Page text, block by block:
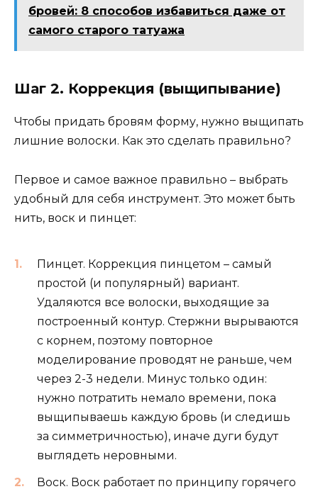
бровей: 8 способов избавиться даже от
самого старого татуажа
Шаг 2. Коррекция (выщипывание)
Чтобы придать бровям форму, нужно выщипать
лишние волоски. Как это сделать правильно?
Первое и самое важное правильно – выбрать
удобный для себя инструмент. Это может быть
нить, воск и пинцет:
Пинцет. Коррекция пинцетом – самый
простой (и популярный) вариант.
Удаляются все волоски, выходящие за
построенный контур. Стержни вырываются
с корнем, поэтому повторное
моделирование проводят не раньше, чем
через 2-3 недели. Минус только один:
нужно потратить немало времени, пока
выщипываешь каждую бровь (и следишь
за симметричностью), иначе дуги будут
выглядеть неровными.
Воск. Воск работает по принципу горячего